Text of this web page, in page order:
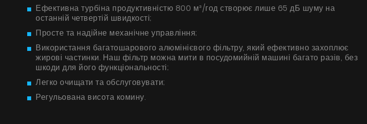
Співпраця
Ефективна турбіна продуктивністю 800 м³/год створює лише 65 дБ шуму на
останній четвертій швидкості;
Просте та надійне механічне управління;
Використання багатошарового алюмінієвого фільтру, який ефективно захоплює
жирові частинки. Наш фільтр можна мити в посудомийній машині багато разів, без
шкоди для його функціональності;
Легко очищати та обслуговувати;
Регульована висота комину.